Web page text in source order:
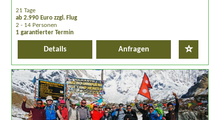
21 Tage
ab 2.990 Euro zzgl. Flug
2 - 14 Personen
1 garantierter Termin
Details Anfragen